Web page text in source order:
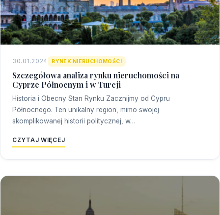
30.01.2024 RYNEK NIERUCHOMOŚCI
Szczegółowa analiza rynku nieruchomości na
Cyprze Północnym i w Turcji
Historia i Obecny Stan Rynku Zacznijmy od Cypru
Północnego. Ten unikalny region, mimo swojej
skomplikowanej historii politycznej, w…
CZYTAJ WIĘCEJ